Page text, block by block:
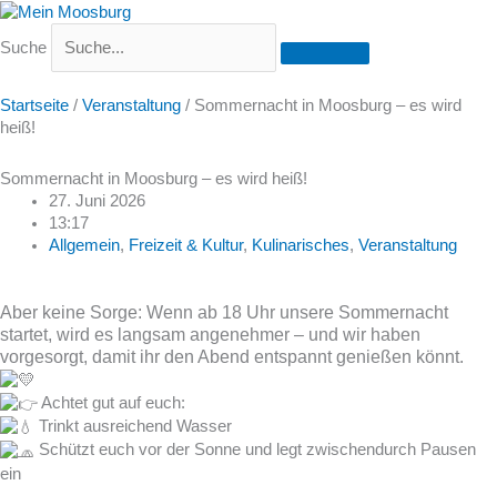
Suche
Startseite / Veranstaltung / Sommernacht in Moosburg – es wird
heiß!
Sommernacht in Moosburg – es wird heiß!
27. Juni 2026
13:17
Allgemein, Freizeit & Kultur, Kulinarisches, Veranstaltung
Aber keine Sorge: Wenn ab 18 Uhr unsere Sommernacht
startet, wird es langsam angenehmer – und wir haben
vorgesorgt, damit ihr den Abend entspannt genießen könnt.
Achtet gut auf euch:
Trinkt ausreichend Wasser
Schützt euch vor der Sonne und legt zwischendurch Pausen
ein